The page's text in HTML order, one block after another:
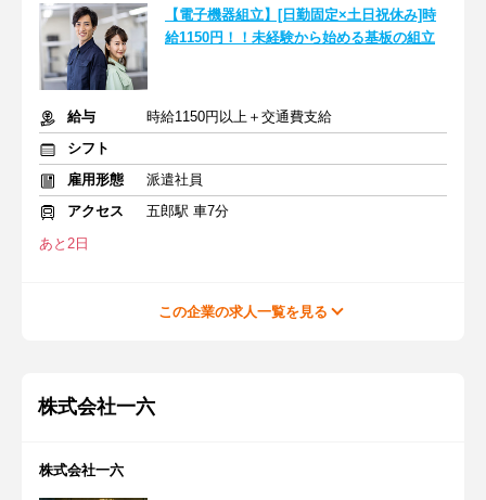
【電子機器組立】[日勤固定×土日祝休み]時
給1150円！！未経験から始める基板の組立
給与
時給1150円以上＋交通費支給
シフト
雇用形態
派遣社員
アクセス
五郎駅 車7分
あと2日
この企業の求人一覧を見る
株式会社一六
株式会社一六